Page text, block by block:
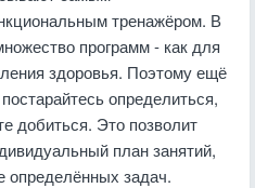
тренажёром. В
программ - как для
здоровья. Поэтому ещё
определиться,
добиться. Это позволит
план занятий,
определённых задач.